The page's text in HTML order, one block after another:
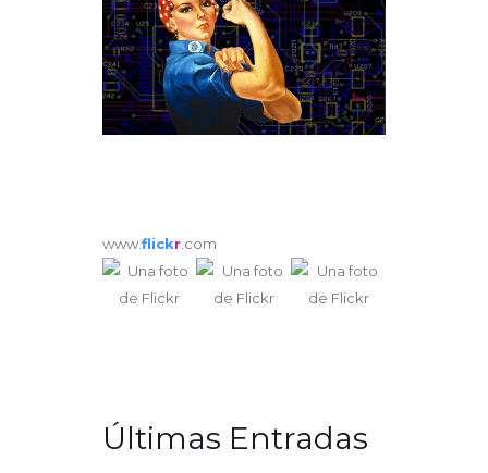
www.flickr .com
Últimas Entradas